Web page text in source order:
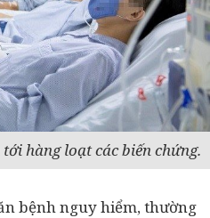
hàng loạt các biến chứng.
bệnh nguy hiểm, thường